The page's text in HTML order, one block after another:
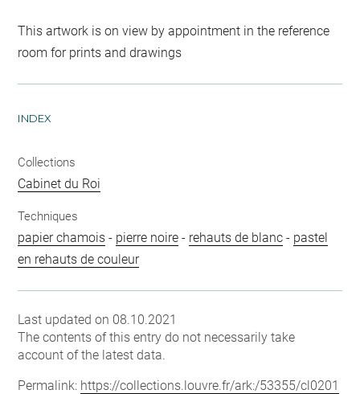
This artwork is on view by appointment in the reference
room for prints and drawings
INDEX
Collections
Cabinet du Roi
Techniques
papier chamois - pierre noire - rehauts de blanc - pastel
en rehauts de couleur
Last updated on 08.10.2021
The contents of this entry do not necessarily take
account of the latest data.
Permalink: https://collections.louvre.fr/ark:/53355/cl0201